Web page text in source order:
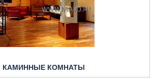
КАМИННЫЕ КОМНАТЫ